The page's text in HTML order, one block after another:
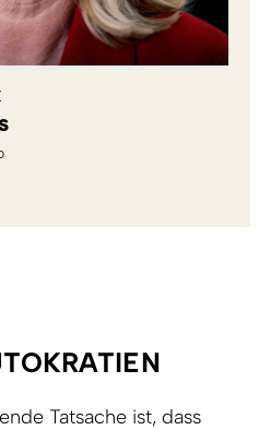
Tatsache ist, dass